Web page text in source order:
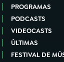
PROGRAMAS
PODCASTS
VIDEOCASTS
ÚLTIMAS
FESTIVAL DE